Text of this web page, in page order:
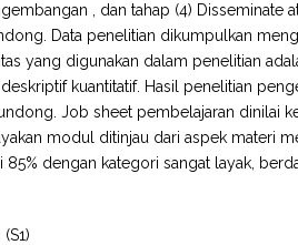
, dan tahap (4)
Data penelitian dikumpulkan
yang digunakan dalam penelitian
kuantitatif. Hasil penelitian
Job sheet pembelajaran dinilai
modul ditinjau dari aspek materi
dengan kategori sangat layak,